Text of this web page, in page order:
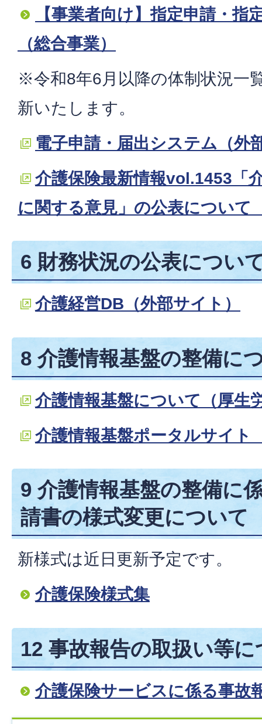
【事業者向け】指定申請・指
（総合事業）
※令和8年6月以降の体制状況一
新いたします。
電子申請・届出システム（外
介護保険最新情報vol.1453「
に関する意見」の公表について
6 財務状況の公表につい
介護経営DB（外部サイト）
8 介護情報基盤の整備に
介護情報基盤について（厚生
介護情報基盤ポータルサイト
9 介護情報基盤の整備に
請書の様式変更について
新様式は近日更新予定です。
介護保険様式集
12 事故報告の取扱い等に
介護保険サービスに係る事故